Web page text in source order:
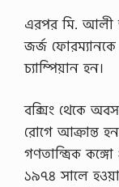
এরপর মি. আলী
জর্জ
চ্যাম্পিয়ান হন।
বক্সিং থেকে
রোগে আক্রান্ত
গণতান্ত্রিক
১৯৭৪ সালে